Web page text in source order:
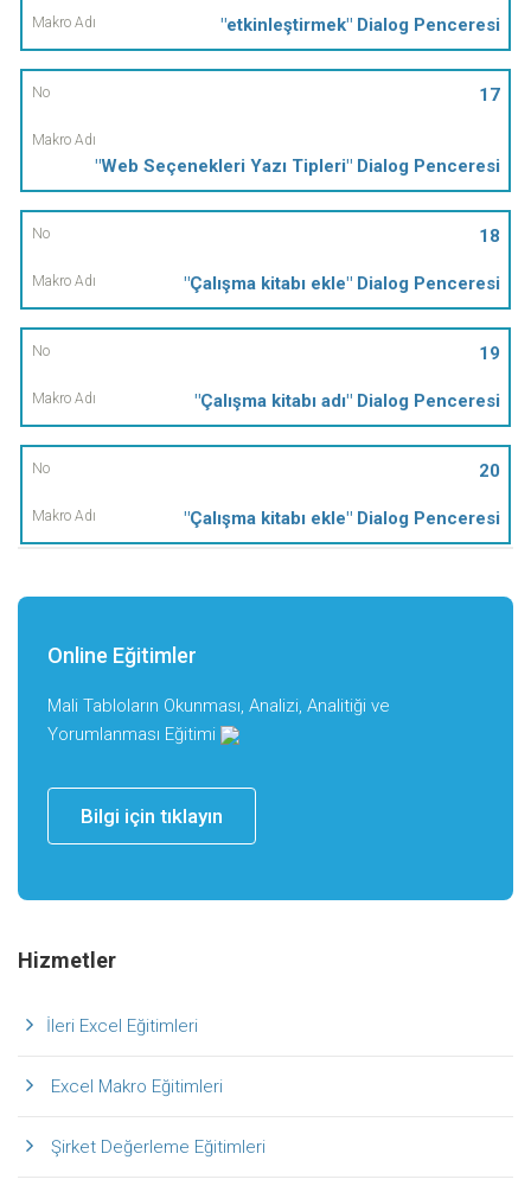
"etkinleştirmek" Dialog Penceresi
17
"Web Seçenekleri Yazı Tipleri" Dialog Penceresi
18
"Çalışma kitabı ekle" Dialog Penceresi
19
"Çalışma kitabı adı" Dialog Penceresi
20
"Çalışma kitabı ekle" Dialog Penceresi
Online Eğitimler
Mali Tabloların Okunması, Analizi, Analitiği ve
Yorumlanması Eğitimi
Bilgi için tıklayın
Hizmetler
İleri Excel Eğitimleri
Excel Makro Eğitimleri
Şirket Değerleme Eğitimleri